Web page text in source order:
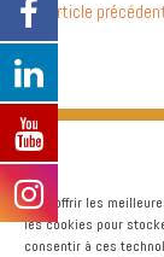
Pour offrir les
les cookies pour
consentir à ces
← Article